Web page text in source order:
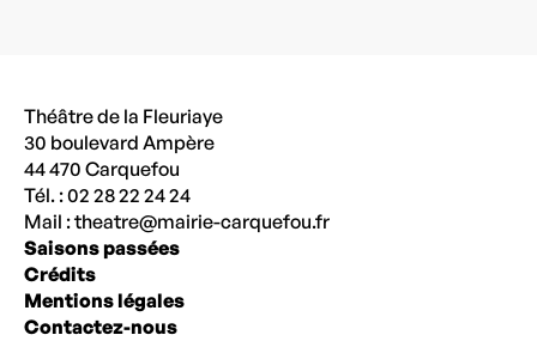
Théâtre de la Fleuriaye
30 boulevard Ampère
44 470 Carquefou
Tél. : 02 28 22 24 24
Mail :theatre@mairie-carquefou.fr
Saisons passées
Crédits
Mentions légales
Contactez-nous